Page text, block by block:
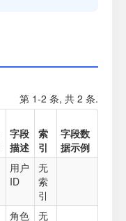
第 1-2 条, 共 2 条.
字段
描述
索
引
字段数
据示例
用户
ID
无
索
引
角色
无